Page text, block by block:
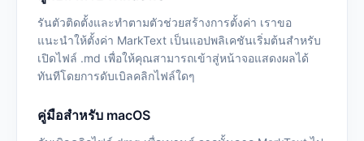
รันตัวติดตั้งและทำตามตัวช่วยสร้างการตั้งค่า เราขอ
แนะนำให้ตั้งค่า MarkText เป็นแอปพลิเคชันเริ่มต้นสำหรับ
เปิดไฟล์ .md เพื่อให้คุณสามารถเข้าสู่หน้าจอแสดงผลได้
ทันทีโดยการดับเบิลคลิกไฟล์ใดๆ
คู่มือสำหรับ macOS